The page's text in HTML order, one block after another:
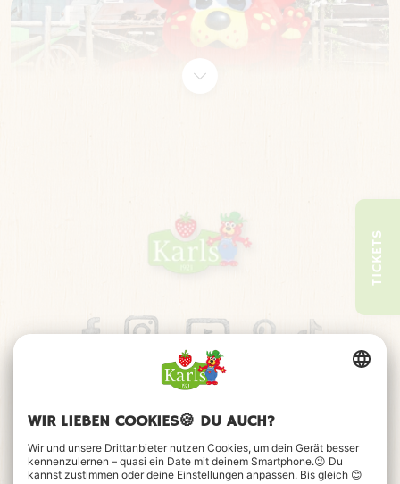
Schwing dich auf unsere seltsamen Drahtesel und lass dich
vom Fahrgefühl überraschen. Denn hier läuft es so gar nicht
rund. Deine Fahrt führt dich zwar im Kreis, aber deine Räder
verbogen. Das holpert und wackelt gewaltig. Also halt dich
gut fest und beweise dein Können beim Drahtesel-Hopping.
TICKETS